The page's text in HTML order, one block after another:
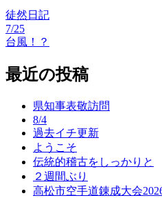
徒然日記
投
ナ
7/25
台風！？
最近の投稿
県知事表敬訪問
8/4
過去イチ更新
ようこそ
伝統的稽古をしっかりと
２週間ぶり
高松市空手道錬成大会